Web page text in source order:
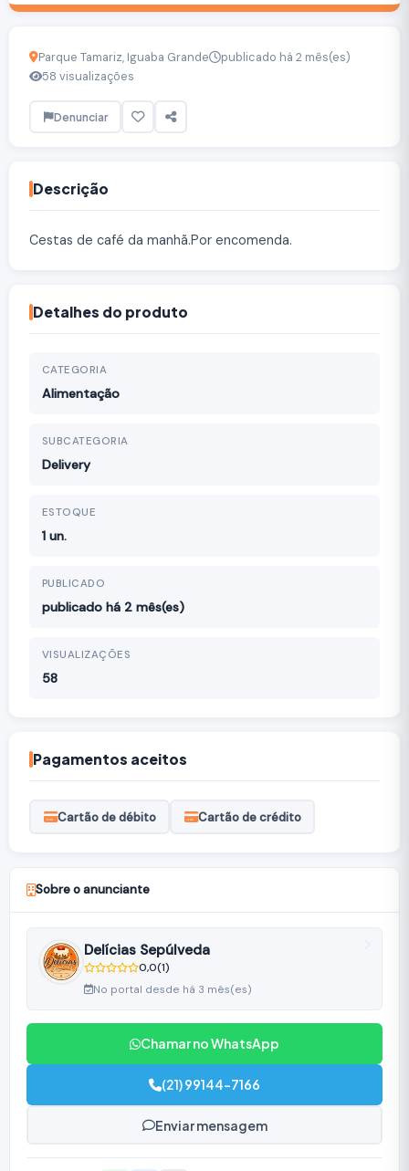
Parque Tamariz, Iguaba Grande
publicado há 2 mês(es)
58 visualizações
Denunciar
Descrição
Cestas de café da manhã.Por encomenda.
Detalhes do produto
CATEGORIA
Alimentação
SUBCATEGORIA
Delivery
ESTOQUE
1 un.
PUBLICADO
publicado há 2 mês(es)
VISUALIZAÇÕES
58
Pagamentos aceitos
Cartão de débito Cartão de crédito
Sobre o anunciante
Delícias Sepúlveda
0,0(1)
No portal desde há 3 mês(es)
Chamar no WhatsApp
(21) 99144-7166
Enviar mensagem